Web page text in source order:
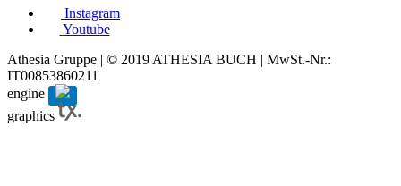
Instagram
Youtube
Athesia Gruppe | © 2019 ATHESIA BUCH | MwSt.-Nr.:
IT00853860211
engine
graphics